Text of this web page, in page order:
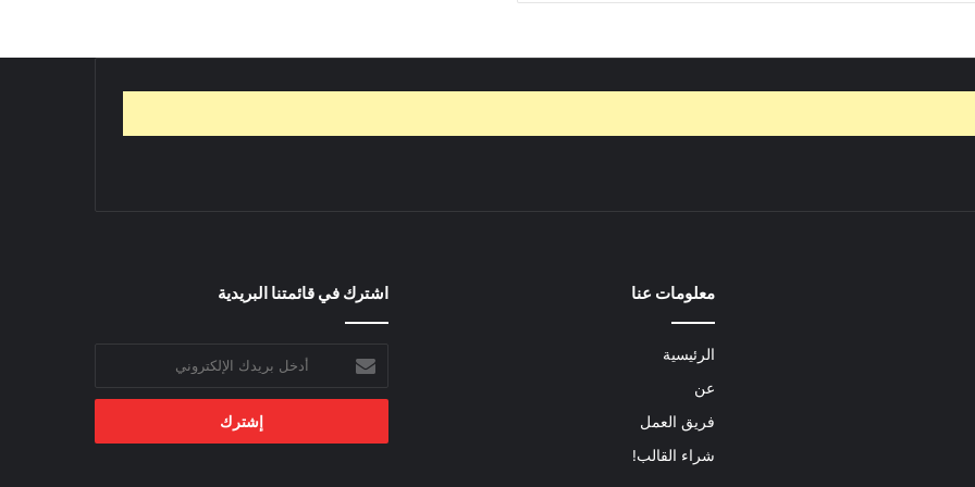
معلومات عنا
الرئيسية
عن
فريق العمل
شراء القالب!
اشترك في قائمتنا البريدية
بريدك
الإلكتروني